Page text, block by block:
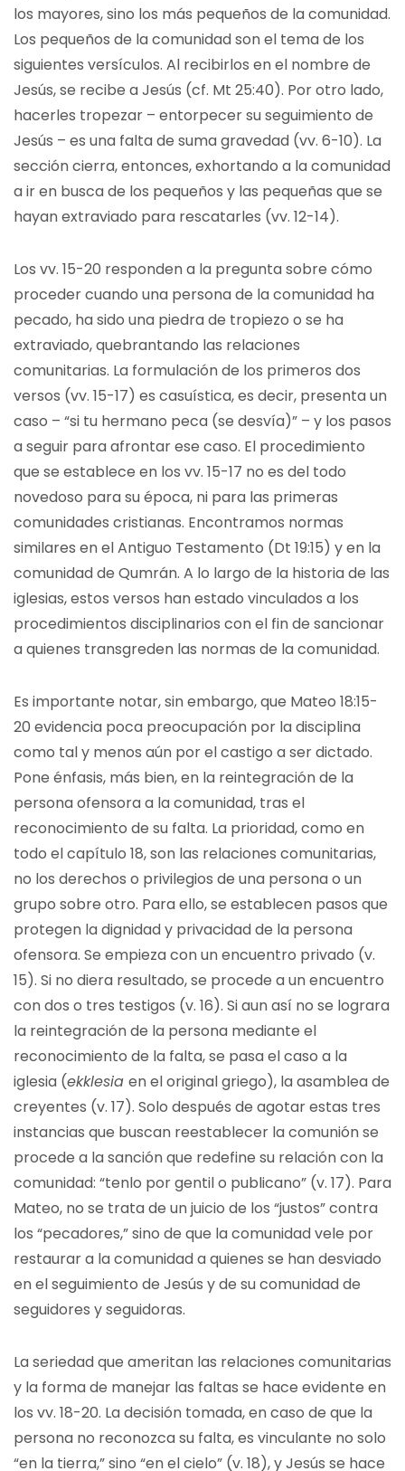
los mayores, sino los más pequeños de la comunidad.
Los pequeños de la comunidad son el tema de los
siguientes versículos. Al recibirlos en el nombre de
Jesús, se recibe a Jesús (cf. Mt 25:40). Por otro lado,
hacerles tropezar – entorpecer su seguimiento de
Jesús – es una falta de suma gravedad (vv. 6-10). La
sección cierra, entonces, exhortando a la comunidad
a ir en busca de los pequeños y las pequeñas que se
hayan extraviado para rescatarles (vv. 12-14).
Los vv. 15-20 responden a la pregunta sobre cómo
proceder cuando una persona de la comunidad ha
pecado, ha sido una piedra de tropiezo o se ha
extraviado, quebrantando las relaciones
comunitarias. La formulación de los primeros dos
versos (vv. 15-17) es casuística, es decir, presenta un
caso – “si tu hermano peca (se desvía)” – y los pasos
a seguir para afrontar ese caso. El procedimiento
que se establece en los vv. 15-17 no es del todo
novedoso para su época, ni para las primeras
comunidades cristianas. Encontramos normas
similares en el Antiguo Testamento (Dt 19:15) y en la
comunidad de Qumrán. A lo largo de la historia de las
iglesias, estos versos han estado vinculados a los
procedimientos disciplinarios con el fin de sancionar
a quienes transgreden las normas de la comunidad.
Es importante notar, sin embargo, que Mateo 18:15-
20 evidencia poca preocupación por la disciplina
como tal y menos aún por el castigo a ser dictado.
Pone énfasis, más bien, en la reintegración de la
persona ofensora a la comunidad, tras el
reconocimiento de su falta. La prioridad, como en
todo el capítulo 18, son las relaciones comunitarias,
no los derechos o privilegios de una persona o un
grupo sobre otro. Para ello, se establecen pasos que
protegen la dignidad y privacidad de la persona
ofensora. Se empieza con un encuentro privado (v.
15). Si no diera resultado, se procede a un encuentro
con dos o tres testigos (v. 16). Si aun así no se lograra
la reintegración de la persona mediante el
reconocimiento de la falta, se pasa el caso a la
iglesia (ekklesia en el original griego), la asamblea de
creyentes (v. 17). Solo después de agotar estas tres
instancias que buscan reestablecer la comunión se
procede a la sanción que redefine su relación con la
comunidad: “tenlo por gentil o publicano” (v. 17). Para
Mateo, no se trata de un juicio de los “justos” contra
los “pecadores,” sino de que la comunidad vele por
restaurar a la comunidad a quienes se han desviado
en el seguimiento de Jesús y de su comunidad de
seguidores y seguidoras.
La seriedad que ameritan las relaciones comunitarias
y la forma de manejar las faltas se hace evidente en
los vv. 18-20. La decisión tomada, en caso de que la
persona no reconozca su falta, es vinculante no solo
“en la tierra,” sino “en el cielo” (v. 18), y Jesús se hace